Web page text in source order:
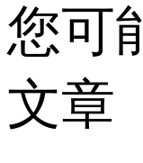
您可
文章